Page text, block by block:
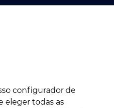
configurador de
eleger todas as